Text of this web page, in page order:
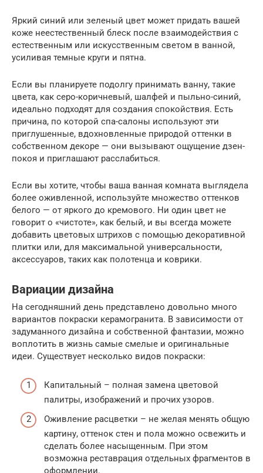
Яркий синий или зеленый цвет может придать вашей
коже неестественный блеск после взаимодействия с
естественным или искусственным светом в ванной,
усиливая темные круги и пятна.
Если вы планируете подолгу принимать ванну, такие
цвета, как серо-коричневый, шалфей и пыльно-синий,
идеально подходят для создания спокойствия. Есть
причина, по которой спа-салоны используют эти
приглушенные, вдохновленные природой оттенки в
собственном декоре — они вызывают ощущение дзен-
покоя и приглашают расслабиться.
Если вы хотите, чтобы ваша ванная комната выглядела
более оживленной, используйте множество оттенков
белого — от яркого до кремового. Ни один цвет не
говорит о «чистоте», как белый, и вы всегда можете
добавить цветовых штрихов с помощью декоративной
плитки или, для максимальной универсальности,
аксессуаров, таких как полотенца и коврики.
Вариации дизайна
На сегодняшний день представлено довольно много
вариантов покраски керамогранита. В зависимости от
задуманного дизайна и собственной фантазии, можно
воплотить в жизнь самые смелые и оригинальные
идеи. Существует несколько видов покраски:
Капитальный – полная замена цветовой
палитры, изображений и прочих узоров.
Оживление расцветки – не желая менять общую
картину, оттенок стен и пола можно освежить и
сделать более насыщенным. При этом
возможна реставрация отдельных фрагментов в
оформлении.